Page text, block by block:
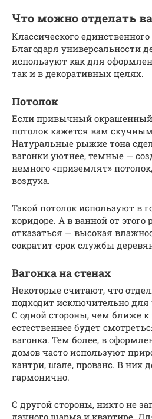
Что можно отделать
Классического
Благодаря универсальности
используют как для
так и в декоративных целях.
Потолок
Если привычный
потолок кажется вам
Натуральные рыжие тона
вагонки уютнее, темные —
немного «приземлят»
воздуха.
Такой потолок используют в
коридоре. А в ванной от
отказаться — высокая
сократит срок службы
Вагонка на стенах
Некоторые считают, что
подходит исключительно
С одной стороны, чем ближе к
естественнее будет
вагонка. Тем более, в
домов часто используют
кантри, шале, прованс. В них
гармонично.
С другой стороны, никто не
дачного шарма и квартире.